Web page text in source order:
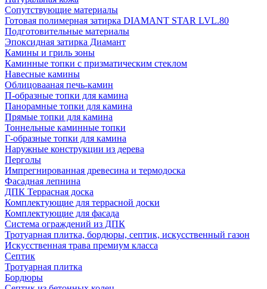
Сопутствующие материалы
Готовая полимерная затирка DIAMANT STAR LVL.80
Подготовительные материалы
Эпоксидная затирка Диамант
Камины и гриль зоны
Каминные топки с призматическим стеклом
Навесные камины
Облицовааная печь-камин
П-образные топки для камина
Панорамные топки для камина
Прямые топки для камина
Тоннельные каминные топки
Г-образные топки для камина
Наружные конструкции из дерева
Перголы
Импрегнированная древесина и термодоска
Фасадная лепнина
ДПК Террасная доска
Комплектующие для террасной доски
Комплектующие для фасада
Система ограждений из ДПК
Тротуарная плитка, бордюры, септик, искусственный газон
Искусственная трава премиум класса
Септик
Тротуарная плитка
Бордюры